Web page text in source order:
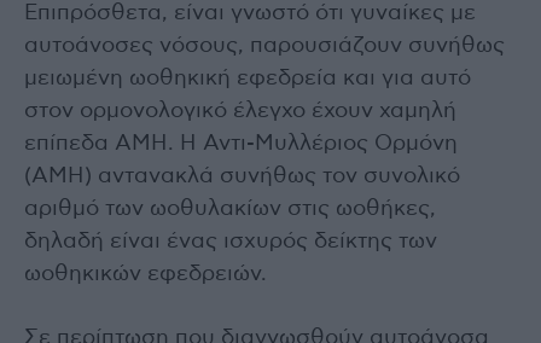
Επιπρόσθετα, είναι γνωστό ότι γυναίκες με
αυτοάνοσες νόσους, παρουσιάζουν συνήθως
μειωμένη ωοθηκική εφεδρεία και για αυτό
στον ορμονολογικό έλεγχο έχουν χαμηλή
επίπεδα ΑΜΗ. Η Αντι-Μυλλέριος Ορμόνη
(ΑΜΗ) αντανακλά συνήθως τον συνολικό
αριθμό των ωοθυλακίων στις ωοθήκες,
δηλαδή είναι ένας ισχυρός δείκτης των
ωοθηκικών εφεδρειών.
Σε περίπτωση που διαγνωσθούν αυτοάνοσα